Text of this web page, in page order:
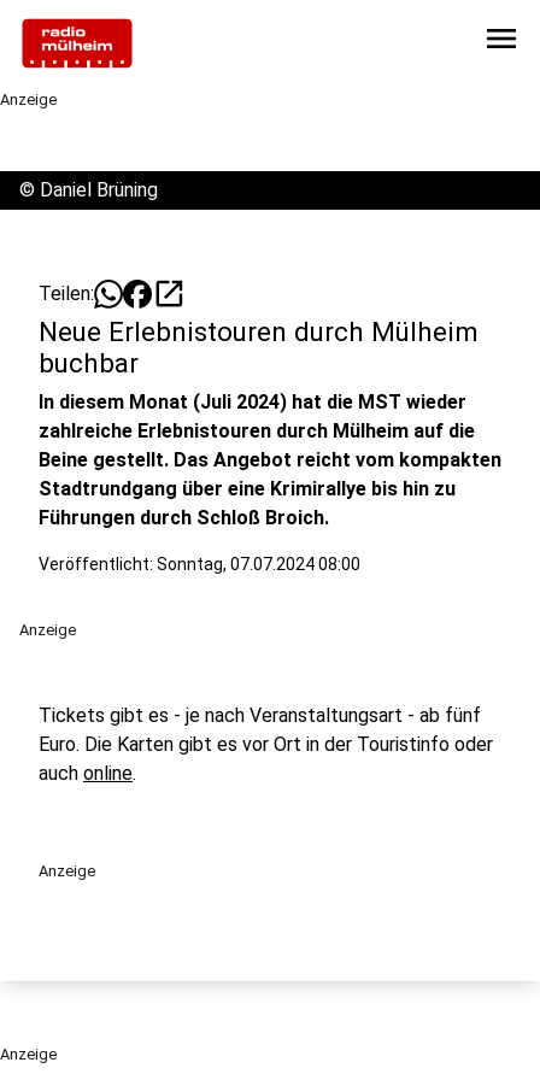
menu
Anzeige
© Daniel Brüning
Teilen: open_in_new
Neue Erlebnistouren durch Mülheim
buchbar
In diesem Monat (Juli 2024) hat die MST wieder
zahlreiche Erlebnistouren durch Mülheim auf die
Beine gestellt. Das Angebot reicht vom kompakten
Stadtrundgang über eine Krimirallye bis hin zu
Führungen durch Schloß Broich.
Veröffentlicht: Sonntag, 07.07.2024 08:00
Anzeige
Tickets gibt es - je nach Veranstaltungsart - ab fünf
Euro. Die Karten gibt es vor Ort in der Touristinfo oder
auch online.
Anzeige
Anzeige